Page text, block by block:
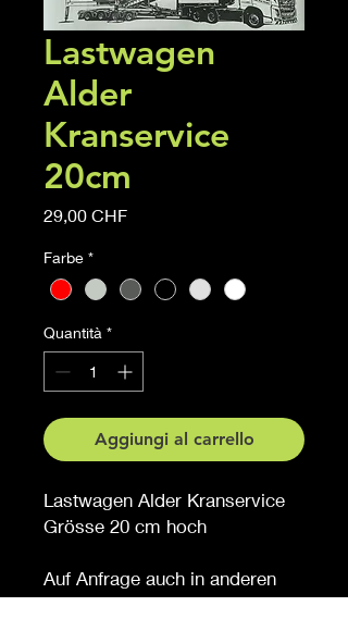
Lastwagen
Alder
Kranservice
20cm
29,00 CHFPrezzo
Farbe *
Quantità *
Aggiungi al carrello
Lastwagen Alder Kranservice
Grösse 20 cm hoch
Auf Anfrage auch in anderen
Grössen erhältlich